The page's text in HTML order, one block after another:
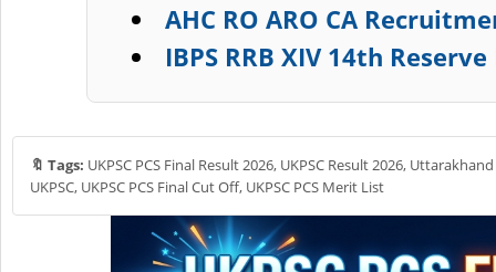
AHC RO ARO CA
IBPS RRB XIV 14th
🔖 Tags: UKPSC PCS Final Result 2026, UKPSC Result 2026,
UKPSC, UKPSC PCS Final Cut Off, UKPSC PCS Merit List